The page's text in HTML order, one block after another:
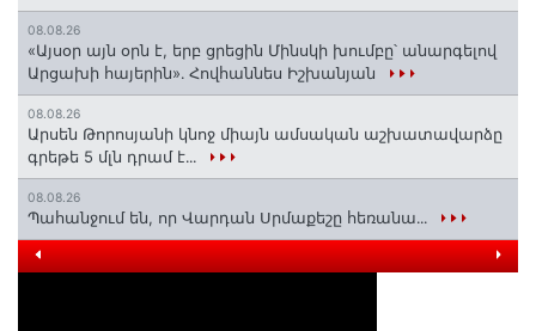
08.08.26
«Այսօր այն օրն է, երբ ցրեցին Մինսկի խումբը՝ անարգելով
Արցախի հայերին»․ Հովհաննես Իշխանյան
08.08.26
Արսեն Թորոսյանի կնոջ միայն ամսական աշխատավարձը
գրեթե 5 մլն դրամ է․․․
08.08.26
Պահանջում են, որ Վարդան Սրմաքեշը հեռանա․․․